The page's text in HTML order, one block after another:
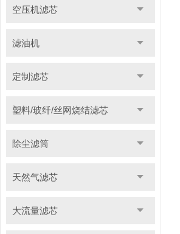
空压机滤芯
滤油机
定制滤芯
塑料/玻纤/丝网烧结滤芯
除尘滤筒
天然气滤芯
大流量滤芯